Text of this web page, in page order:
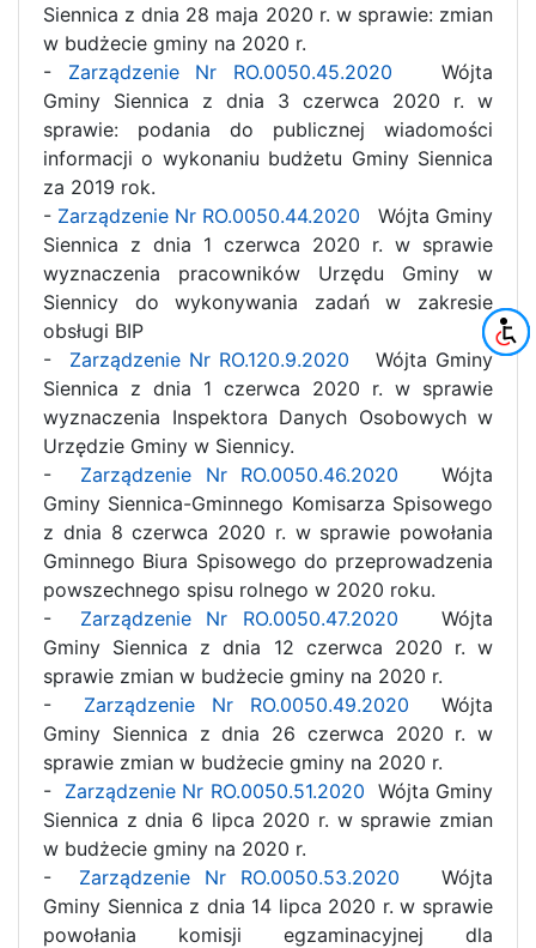
Siennica z dnia 28 maja 2020 r. w sprawie: zmian
w budżecie gminy na 2020 r.
- Zarządzenie Nr RO.0050.45.2020 Wójta
Gminy Siennica z dnia 3 czerwca 2020 r. w
sprawie: podania do publicznej wiadomości
informacji o wykonaniu budżetu Gminy Siennica
za 2019 rok.
- Zarządzenie Nr RO.0050.44.2020 Wójta Gminy
Siennica z dnia 1 czerwca 2020 r. w sprawie
wyznaczenia pracowników Urzędu Gminy w
Siennicy do wykonywania zadań w zakresie
obsługi BIP
- Zarządzenie Nr RO.120.9.2020 Wójta Gminy
Siennica z dnia 1 czerwca 2020 r. w sprawie
wyznaczenia Inspektora Danych Osobowych w
Urzędzie Gminy w Siennicy.
- Zarządzenie Nr RO.0050.46.2020 Wójta
Gminy Siennica-Gminnego Komisarza Spisowego
z dnia 8 czerwca 2020 r. w sprawie powołania
Gminnego Biura Spisowego do przeprowadzenia
powszechnego spisu rolnego w 2020 roku.
- Zarządzenie Nr RO.0050.47.2020 Wójta
Gminy Siennica z dnia 12 czerwca 2020 r. w
sprawie zmian w budżecie gminy na 2020 r.
- Zarządzenie Nr RO.0050.49.2020 Wójta
Gminy Siennica z dnia 26 czerwca 2020 r. w
sprawie zmian w budżecie gminy na 2020 r.
- Zarządzenie Nr RO.0050.51.2020 Wójta Gminy
Siennica z dnia 6 lipca 2020 r. w sprawie zmian
w budżecie gminy na 2020 r.
- Zarządzenie Nr RO.0050.53.2020 Wójta
Gminy Siennica z dnia 14 lipca 2020 r. w sprawie
powołania komisji egzaminacyjnej dla